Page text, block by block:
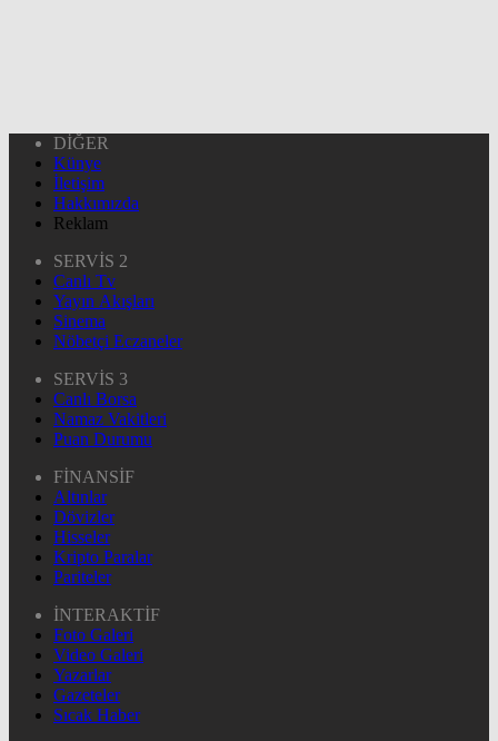
DİĞER
Künye
İletişim
Hakkımızda
Reklam
SERVİS 2
Canlı Tv
Yayın Akışları
Sinema
Nöbetçi Eczaneler
SERVİS 3
Canlı Borsa
Namaz Vakitleri
Puan Durumu
FİNANSİF
Altınlar
Dövizler
Hisseler
Kripto Paralar
Pariteler
İNTERAKTİF
Foto Galeri
Video Galeri
Yazarlar
Gazeteler
Sıcak Haber